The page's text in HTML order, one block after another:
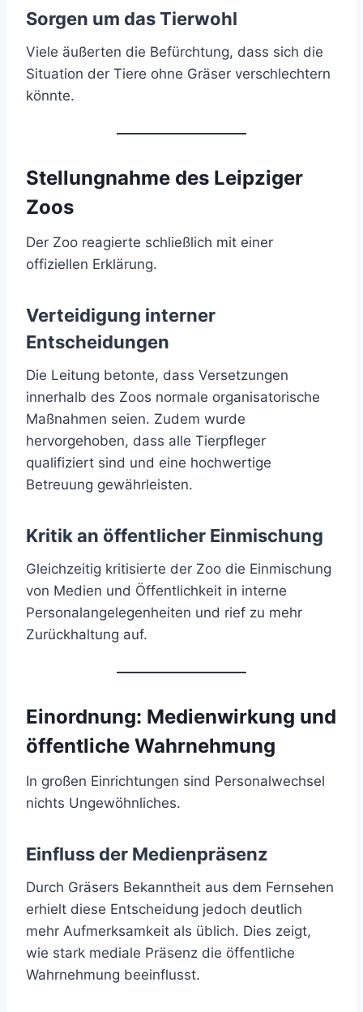
Sorgen um das Tierwohl
Viele äußerten die Befürchtung, dass sich die
Situation der Tiere ohne Gräser verschlechtern
könnte.
Stellungnahme des Leipziger
Zoos
Der Zoo reagierte schließlich mit einer
offiziellen Erklärung.
Verteidigung interner
Entscheidungen
Die Leitung betonte, dass Versetzungen
innerhalb des Zoos normale organisatorische
Maßnahmen seien. Zudem wurde
hervorgehoben, dass alle Tierpfleger
qualifiziert sind und eine hochwertige
Betreuung gewährleisten.
Kritik an öffentlicher Einmischung
Gleichzeitig kritisierte der Zoo die Einmischung
von Medien und Öffentlichkeit in interne
Personalangelegenheiten und rief zu mehr
Zurückhaltung auf.
Einordnung: Medienwirkung und
öffentliche Wahrnehmung
In großen Einrichtungen sind Personalwechsel
nichts Ungewöhnliches.
Einfluss der Medienpräsenz
Durch Gräsers Bekanntheit aus dem Fernsehen
erhielt diese Entscheidung jedoch deutlich
mehr Aufmerksamkeit als üblich. Dies zeigt,
wie stark mediale Präsenz die öffentliche
Wahrnehmung beeinflusst.